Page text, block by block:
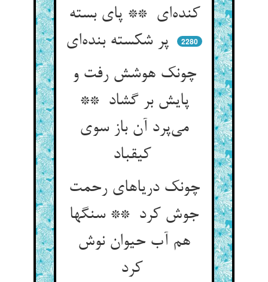
کنده‌ای ** پای بسته
2280
چونک هوشش رفت و
پایش بر گشاد **
می‌پرد آن باز سوی
کیقباد
چونک دریاهای رحمت
جوش کرد ** سنگها
هم آب حیوان نوش